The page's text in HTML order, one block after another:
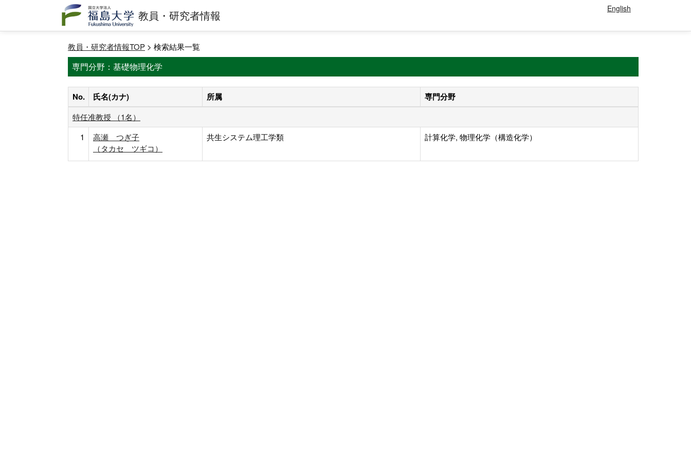
教員・研究者情報 English
教員・研究者情報TOP > 検索結果一覧
専門分野：基礎物理化学
No. 氏名(カナ) 所属 専門分野
特任准教授 （1名）
1
高瀬 つぎ子
（タカセ ツギコ）
共生システム理工学類 計算化学, 物理化学（構造化学）